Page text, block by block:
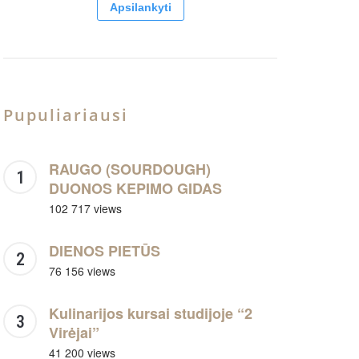
Apsilankyti
Pupuliariausi
RAUGO (SOURDOUGH)
DUONOS KEPIMO GIDAS
102 717 views
DIENOS PIETŪS
76 156 views
Kulinarijos kursai studijoje “2
Virėjai”
41 200 views